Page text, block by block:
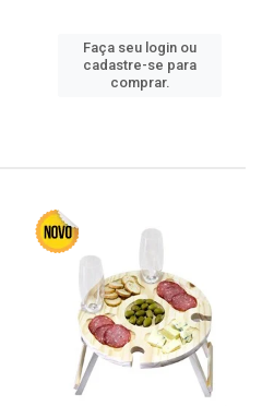
Faça seu login ou
cadastre-se para
comprar.